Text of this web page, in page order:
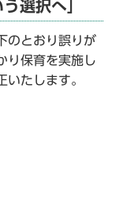
選択へ」
のとおり誤りが
り保育を実施し
たします。